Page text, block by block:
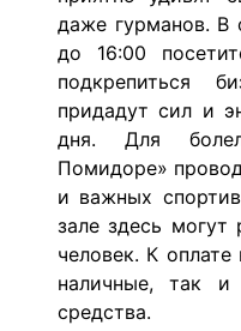
даже гурманов. В
до 16:00
подкрепиться
придадут сил и
дня. Для
Помидоре»
и важных
зале здесь могут
человек. К
наличные, так и
средства.